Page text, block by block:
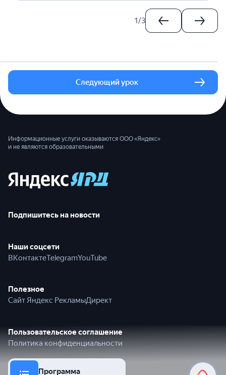
Программа
1/3
Следующий урок
Информационные услуги оказываются ООО «Яндекс»
и не являются образовательными
Подпишитесь на новости
Наши соцсети
ВКонтактеTelegramYouTube
Полезное
Сайт Яндекс РекламыДирект
Пользовательское соглашение
Политика конфиденциальности